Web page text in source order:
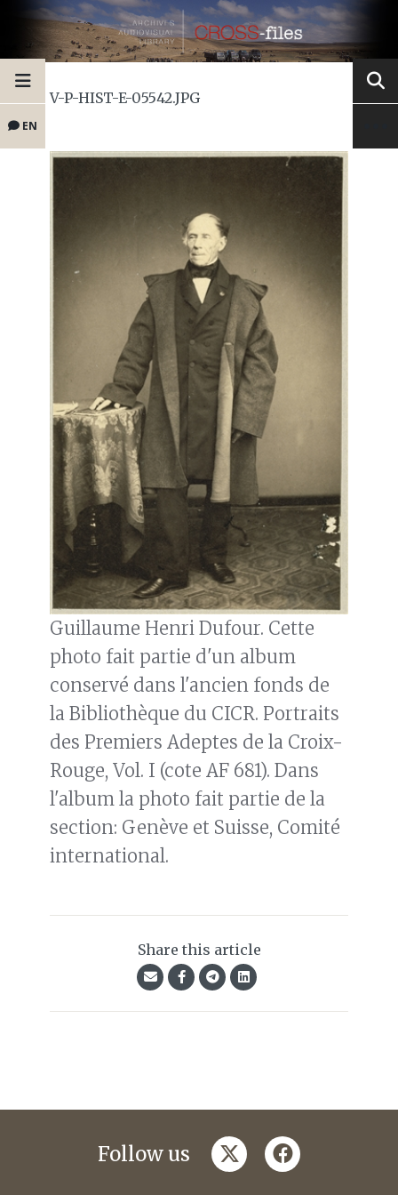
EN
V-P-HIST-E-05542.JPG
Guillaume Henri Dufour. Cette
photo fait partie d'un album
conservé dans l'ancien fonds de
la Bibliothèque du CICR. Portraits
des Premiers Adeptes de la Croix-
Rouge, Vol. I (cote AF 681). Dans
l'album la photo fait partie de la
section: Genève et Suisse, Comité
international.
Share this article
Follow us twitterfacebook